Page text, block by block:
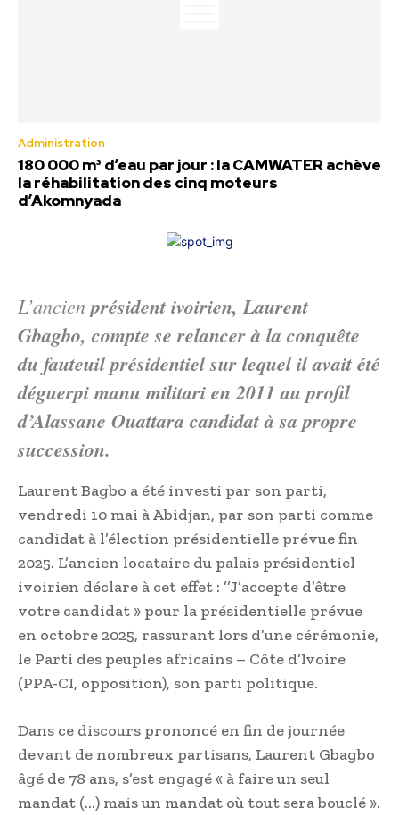
Administration
180 000 m³ d’eau par jour : la CAMWATER achève
la réhabilitation des cinq moteurs
d’Akomnyada
L’ancien président ivoirien, Laurent
Gbagbo, compte se relancer à la conquête
du fauteuil présidentiel sur lequel il avait été
déguerpi manu militari en 2011 au profil
d’Alassane Ouattara candidat à sa propre
succession.
Laurent Bagbo a été investi par son parti,
vendredi 10 mai à Abidjan, par son parti comme
candidat à l’élection présidentielle prévue fin
2025. L’ancien locataire du palais présidentiel
ivoirien déclare à cet effet : ’’J’accepte d’être
votre candidat » pour la présidentielle prévue
en octobre 2025, rassurant lors d’une cérémonie,
le Parti des peuples africains – Côte d’Ivoire
(PPA-CI, opposition), son parti politique.
Dans ce discours prononcé en fin de journée
devant de nombreux partisans, Laurent Gbagbo
âgé de 78 ans, s’est engagé « à faire un seul
mandat (…) mais un mandat où tout sera bouclé ».